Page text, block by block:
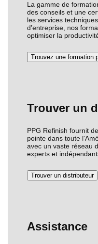
La gamme de
des conseils et une
les services
d’entreprise, nos
optimiser la
Trouvez une formation
Trouver un
PPG Refinish fournit
pointe dans toute
avec un vaste réseau
experts et
Trouver un distributeur
Assistance